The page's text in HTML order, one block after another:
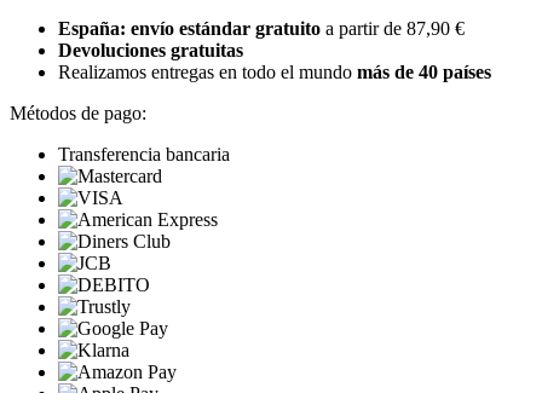
España: envío estándar gratuito a partir de 87,90 €
Devoluciones gratuitas
Realizamos entregas en todo el mundo más de 40 países
Métodos de pago:
Transferencia bancaria